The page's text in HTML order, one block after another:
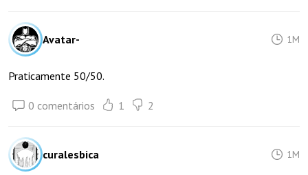
Avatar- 1M
Praticamente 50/50.
0 comentários 1 2
curalesbica 1M